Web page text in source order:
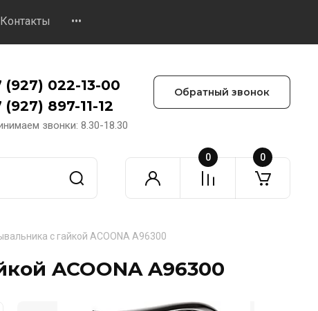
Контакты •••
(927) 022-13-00
(927) 897-11-12
звонки: 8.30-18.30
Обратный звонок
0 0
с гайкой ACOONA A96300
ACOONA A96300